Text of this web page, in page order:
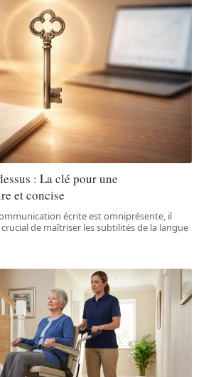
: La clé pour une
et concise
écrite est omniprésente, il
de maîtriser les subtilités de la langue